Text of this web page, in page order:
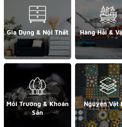
Gia Dụng & Nội Thất Hàng Hải &
Môi Trường & Khoán
Sản
Nguyên Vật